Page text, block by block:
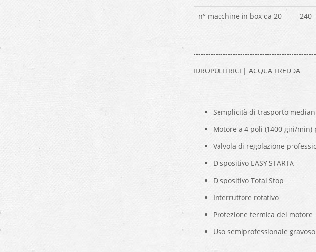
n° macchine in box da 20 240
IDROPULITRICI | ACQUA FREDDA
Semplicità di trasporto
Motore a 4 poli (1400 giri/min)
Valvola di regolazione
Dispositivo EASY STARTA
Dispositivo Total Stop
Interruttore rotativo
Protezione termica del motore
Uso semiprofessionale gravoso